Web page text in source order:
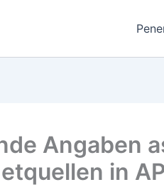
Angaben
in